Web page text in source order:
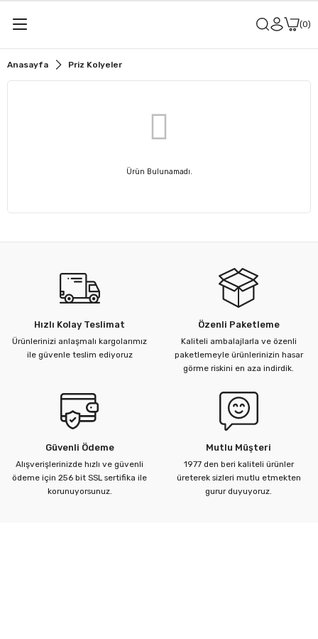
0
Anasayfa Priz Kolyeler
Ürün Bulunamadı.
Hızlı Kolay Teslimat
Ürünlerinizi anlaşmalı kargolarımız
ile güvenle teslim ediyoruz
Özenli Paketleme
Kaliteli ambalajlarla ve özenli
paketlemeyle ürünlerinizin hasar
görme riskini en aza indirdik.
Güvenli Ödeme
Alışverişlerinizde hızlı ve güvenli
ödeme için 256 bit SSL sertifika ile
korunuyorsunuz.
Mutlu Müşteri
1977 den beri kaliteli ürünler
üreterek sizleri mutlu etmekten
gurur duyuyoruz.